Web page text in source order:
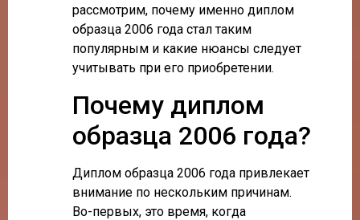
рассмотрим, почему именно диплом
образца 2006 года стал таким
популярным и какие нюансы следует
учитывать при его приобретении.
Почему диплом
образца 2006 года?
Диплом образца 2006 года привлекает
внимание по нескольким причинам.
Во-первых, это время, когда